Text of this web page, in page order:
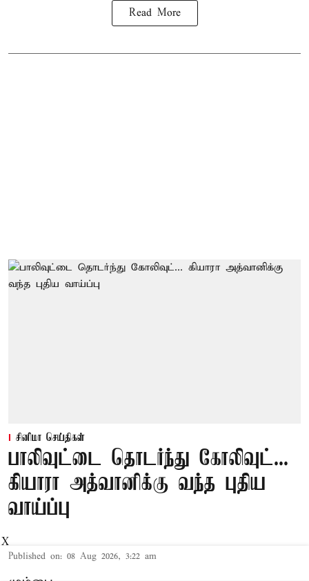
Read More
சினிமா செய்திகள்
பாலிவுட்டை தொடர்ந்து கோலிவுட்...
கியாரா அத்வானிக்கு வந்த புதிய
வாய்ப்பு
Published on: 08 Aug 2026, 3:22 am
X